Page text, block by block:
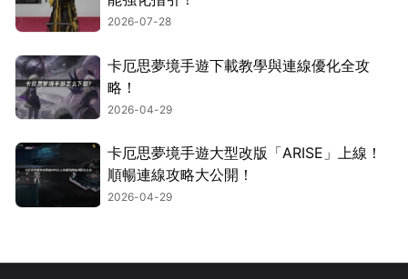
2026-07-28
卡厄思夢境手遊下載教學與連線優化全攻
略！
2026-04-29
卡厄思夢境手遊大型改版「ARISE」上線！
順暢連線攻略大公開！
2026-04-29